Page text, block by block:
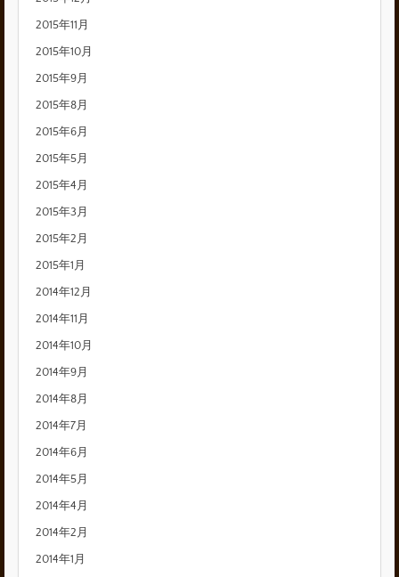
2015年11月
2015年10月
2015年9月
2015年8月
2015年6月
2015年5月
2015年4月
2015年3月
2015年2月
2015年1月
2014年12月
2014年11月
2014年10月
2014年9月
2014年8月
2014年7月
2014年6月
2014年5月
2014年4月
2014年2月
2014年1月